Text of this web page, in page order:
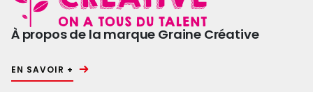
À propos de la marque Graine Créative
EN SAVOIR +